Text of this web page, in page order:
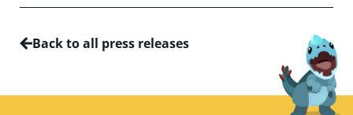
Back to all press releases